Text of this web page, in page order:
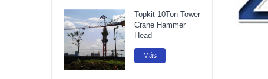
Topkit 10Ton Tower
Crane Hammer
Head
Más